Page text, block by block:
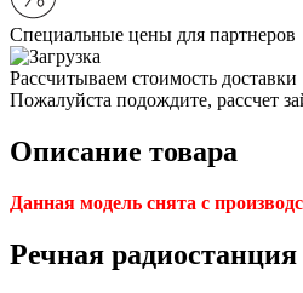
Специальные цены для партнеров
Рассчитываем стоимость доставки
Пожалуйста подождите, рассчет
Описание товара
Данная модель снята с
Речная